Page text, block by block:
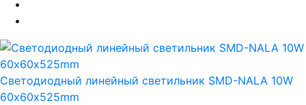
Светодиодный линейный светильник SMD-NALA 10W
60х60х525mm